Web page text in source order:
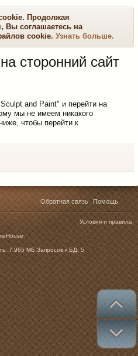
Продолжая
Вы соглашаетесь на
cookie. Узнать больше.
сторонний сайт
and Paint" и перейти на
мы не имеем никакого
чтобы перейти к
Обратная связь Помощь
Условия и правила
.
7,965 МБ Запросов к БД: 5